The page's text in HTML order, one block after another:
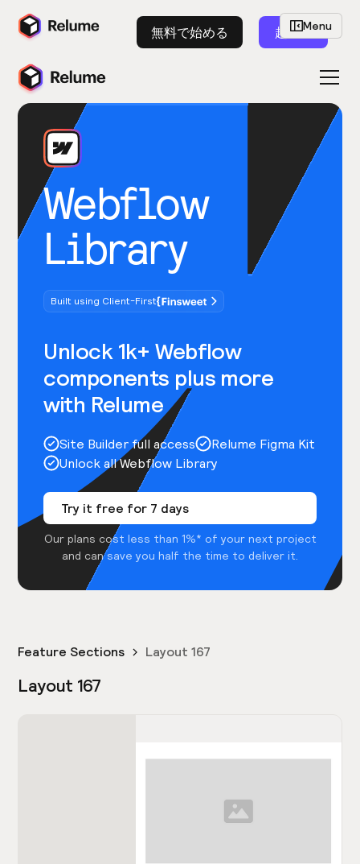
無料で始める 起動
Webflow
Library
Built using Client-First
Unlock 1k+ Webflow
components plus more
with Relume
Site Builder full access
Relume Figma Kit
Unlock all Webflow Library
Try it free for 7 days
Our plans cost less than 1%* of your next project
and can save you half the time to deliver it.
Menu
Feature Sections Layout 167
Layout 167